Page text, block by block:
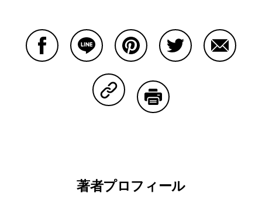
Copy Linkで共有する
著者プロフィール